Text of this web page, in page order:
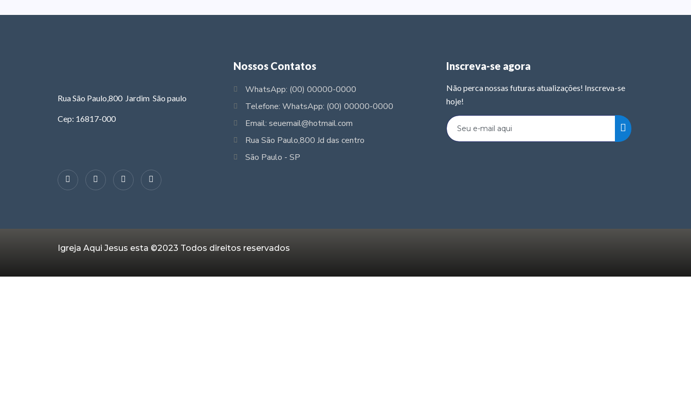
Rua São Paulo,800 Jardim São paulo
Cep: 16817-000
Nossos Contatos
WhatsApp: (00) 00000-0000
Telefone: WhatsApp: (00) 00000-0000
Email: seuemail@hotmail.com
Rua São Paulo,800 Jd das centro
São Paulo - SP
Inscreva-se agora
Não perca nossas futuras atualizações! Inscreva-se
hoje!
Igreja Aqui Jesus esta ©2023 Todos direitos reservados